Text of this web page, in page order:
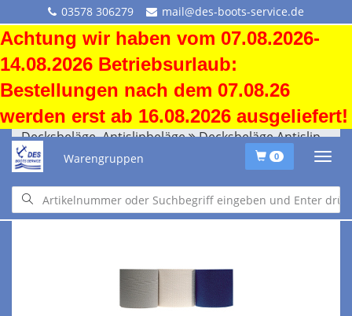
03578 306279 mail@des-boots-service.de
Achtung wir haben vom 07.08.2026-
14.08.2026 Betriebsurlaub:
Bestellungen nach dem 07.08.26
werden erst ab 16.08.2026 ausgeliefert!
Warengruppen 0
Decksbeläge, Antislipbeläge Decksbeläge Antislip
Decksbeläge, Antislipbeläge Decksbeläge Antislip